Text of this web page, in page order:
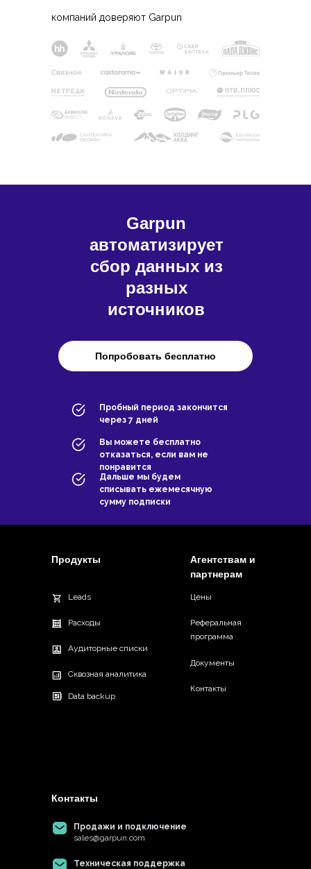
компаний доверяют Garpun
Garpun
автоматизирует
сбор данных из
разных
источников
Попробовать бесплатно
Пробный период закончится
через 7 дней
Дальше мы будем
списывать ежемесячную
сумму подписки
Вы можете бесплатно
отказаться, если вам не
понравится
Продукты
Leads
Расходы
Аудиторные списки
Сквозная аналитика
Data backup
Агентствам и
партнерам
Цены
Реферальная
программа
Документы
Контакты
Продажи и подключение
Техническая поддержка
sales@garpun.com
Контакты